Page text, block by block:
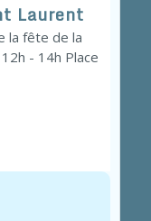
Laurent
la fête de la
- 14h Place